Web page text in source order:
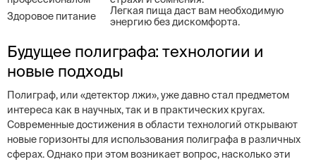
Здоровое питание
Легкая пища даст вам необходимую
энергию без дискомфорта.
Будущее полиграфа: технологии и
новые подходы
Полиграф, или «детектор лжи», уже давно стал предметом
интереса как в научных, так и в практических кругах.
Современные достижения в области технологий открывают
новые горизонты для использования полиграфа в различных
сферах. Однако при этом возникает вопрос, насколько эти